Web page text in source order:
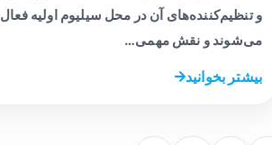
و تنظیم‌کننده‌های آن در محل سیلیوم اولیه فعال
می‌شوند و نقش مهمی…
بیشتر بخوانید